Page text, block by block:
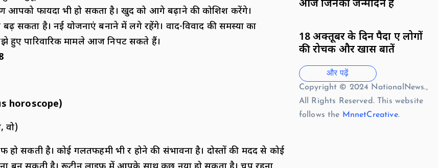
आपको फायदा भी हो सकता है। खुद को आगे बढ़ाने की कोशिश करेंगे।
बढ़ सकता है। नई योजनाएं बनाने में लगे रहेंगे। वाद-विवाद की समस्या का
हुए पारिवारिक मामले आज निपट सकते हैं।
horoscope)
वो)
सकती है। कोई गलतफहमी भी दूर होने की संभावना है। दोस्तों की मदद से कोई
आज जिनका जन्मदिन है
18 अक्तूबर के दिन पैदा हुए लोगों
की रोचक और खास बातें
और पढ़ें
Copyright © 2024 NationalNews.,
All Rights Reserved. This website
follows the MnnetCreative.